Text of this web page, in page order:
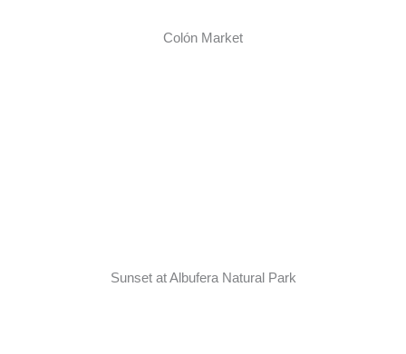
Colón Market
Sunset at Albufera Natural Park